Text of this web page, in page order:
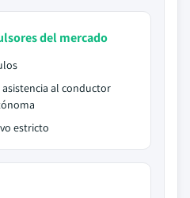
del mercado
asistencia al conductor
estricto